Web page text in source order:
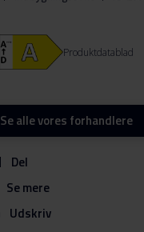
Del
Se mere
Udskriv
Produktdatablad
Se alle vores forhandlere